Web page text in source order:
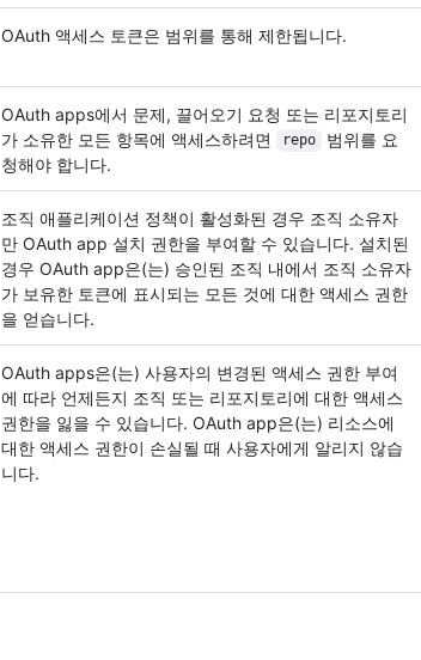
OAuth 액세스 토큰은 범위를 통해 제한됩니다.
OAuth apps에서 문제, 끌어오기 요청 또는 리포지토리
가 소유한 모든 항목에 액세스하려면
repo
범위를 요
청해야 합니다.
조직 애플리케이션 정책이 활성화된 경우 조직 소유자
만 OAuth app 설치 권한을 부여할 수 있습니다. 설치된
경우 OAuth app은(는) 승인된 조직 내에서 조직 소유자
가 보유한 토큰에 표시되는 모든 것에 대한 액세스 권한
을 얻습니다.
OAuth apps은(는) 사용자의 변경된 액세스 권한 부여
에 따라 언제든지 조직 또는 리포지토리에 대한 액세스
권한을 잃을 수 있습니다. OAuth app은(는) 리소스에
대한 액세스 권한이 손실될 때 사용자에게 알리지 않습
니다.